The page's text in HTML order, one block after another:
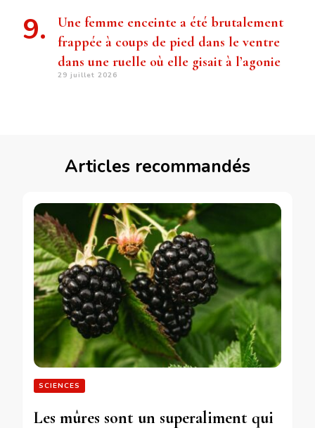
Une femme enceinte a été brutalement
frappée à coups de pied dans le ventre
dans une ruelle où elle gisait à l’agonie
29 juillet 2026
Articles recommandés
SCIENCES
Les mûres sont un superaliment qui